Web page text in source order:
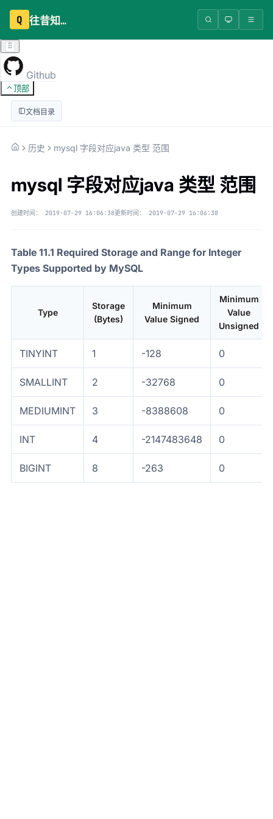
Q 往昔知识库
Github
顶部
文档目录
历史 mysql 字段对应java 类型 范围
mysql 字段对应java 类型 范围
创建时间： 2019-07-29 16:06:38更新时间： 2019-07-29 16:06:38
Table 11.1 Required Storage and Range for Integer
Types Supported by MySQL
Type
Storage
(Bytes)
Minimum
Value Signed
Minimum
Value
Unsigned
TINYINT 1 -128 0
SMALLINT 2 -32768 0
MEDIUMINT 3 -8388608 0
INT 4 -2147483648 0
BIGINT 8 -263 0